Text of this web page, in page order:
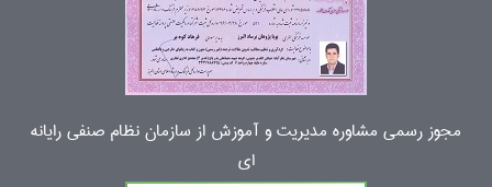
مجوز رسمی مشاوره مدیریت و آموزش از سازمان نظام صنفی رایانه
ای